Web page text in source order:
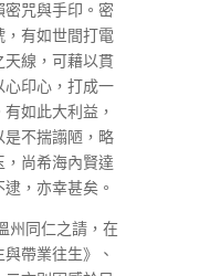
咒與手印。密
有如世間打電
線，可藉以貫
印心，打成一
如此大利益，
不揣譾陋，略
尚希海內賢達
，亦幸甚矣。
州同仁之請，在
帶業往生》、